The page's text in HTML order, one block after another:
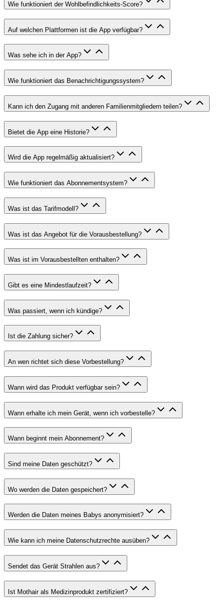
Wie funktioniert der Wohlbefindlichkeits-Score?
Auf welchen Plattformen ist die App verfügbar?
Was sehe ich in der App?
Wie funktioniert das Benachrichtigungssystem?
Kann ich den Zugang mit anderen Familienmitgliedern teilen?
Bietet die App eine Historie?
Wird die App regelmäßig aktualisiert?
Wie funktioniert das Abonnementsystem?
Was ist das Tarifmodell?
Was ist das Angebot für die Vorausbestellung?
Was ist im Vorausbestellten enthalten?
Gibt es eine Mindestlaufzeit?
Was passiert, wenn ich kündige?
Ist die Zahlung sicher?
An wen richtet sich diese Vorbestellung?
Wann wird das Produkt verfügbar sein?
Wann erhalte ich mein Gerät, wenn ich vorbestelle?
Wann beginnt mein Abonnement?
Sind meine Daten geschützt?
Wo werden die Daten gespeichert?
Werden die Daten meines Babys anonymisiert?
Wie kann ich meine Datenschutzrechte ausüben?
Sendet das Gerät Strahlen aus?
Ist Mothair als Medizinprodukt zertifiziert?